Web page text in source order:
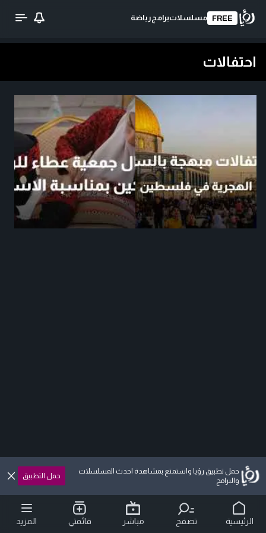
FREE مسلسلاتبرامج رياضة
احتفالات
حمل تطبيق رؤيا واستمتع بمشاهدة احدث المسلسلات
والبرامج
حمل التطبيق
الرئيسية تصفح مباشر قائمتي المزيد